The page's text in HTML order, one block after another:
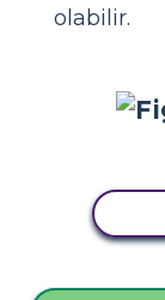
olabilir.